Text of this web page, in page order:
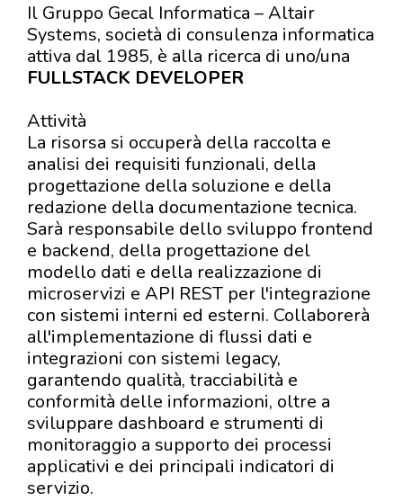
Il Gruppo Gecal Informatica – Altair
Systems, società di consulenza informatica
attiva dal 1985, è alla ricerca di uno/una
FULLSTACK DEVELOPER
Attività
La risorsa si occuperà della raccolta e
analisi dei requisiti funzionali, della
progettazione della soluzione e della
redazione della documentazione tecnica.
Sarà responsabile dello sviluppo frontend
e backend, della progettazione del
modello dati e della realizzazione di
microservizi e API REST per l'integrazione
con sistemi interni ed esterni. Collaborerà
all'implementazione di flussi dati e
integrazioni con sistemi legacy,
garantendo qualità, tracciabilità e
conformità delle informazioni, oltre a
sviluppare dashboard e strumenti di
monitoraggio a supporto dei processi
applicativi e dei principali indicatori di
servizio.